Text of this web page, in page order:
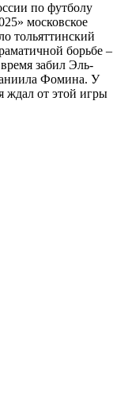
по футболу
московское
тольяттинский
борьбе –
забил Эль-
Фомина. У
ждал от этой игры